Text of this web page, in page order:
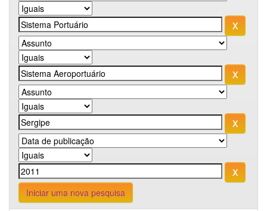
Iniciar uma nova pesquisa